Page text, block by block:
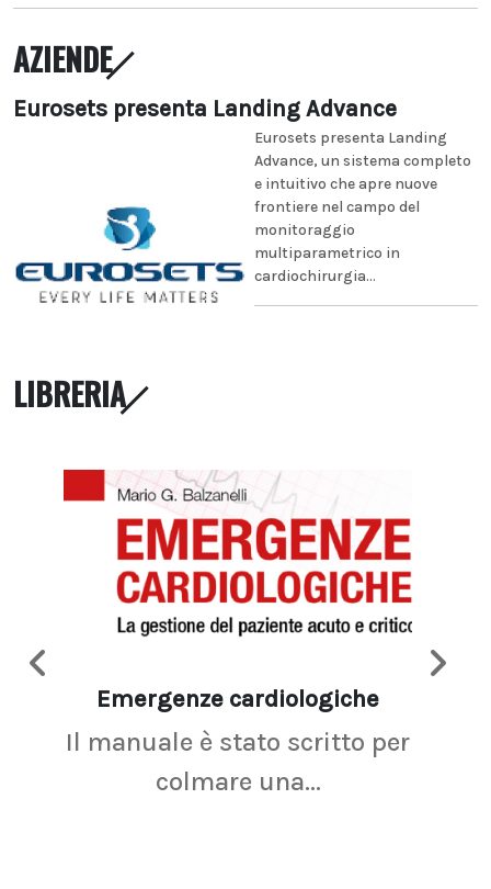
AZIENDE
Eurosets presenta Landing Advance
Eurosets presenta Landing
Advance, un sistema completo
e intuitivo che apre nuove
frontiere nel campo del
monitoraggio
multiparametrico in
cardiochirurgia...
LIBRERIA
Emergenze cardiologiche
Il manuale è stato scritto per
colmare una...